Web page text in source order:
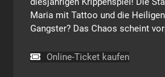
Maria mit Tattoo und die
Gangster? Das Chaos scheint
Online-Ticket kaufen